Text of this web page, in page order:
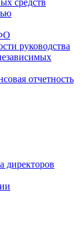
средств
руководства
отчетность
директоров